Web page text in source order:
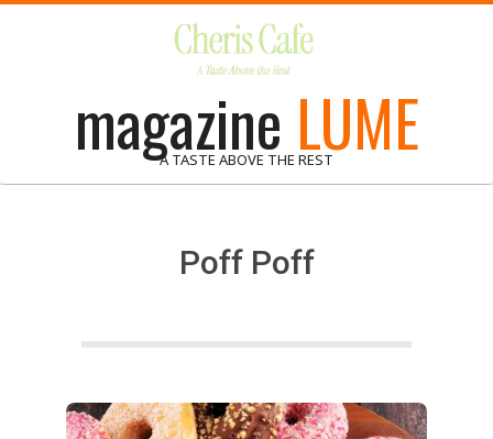
magazine LUME
A TASTE ABOVE THE REST
Poff Poff